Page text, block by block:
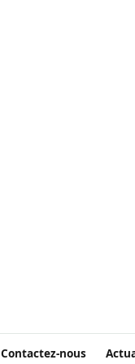
Contactez-nous